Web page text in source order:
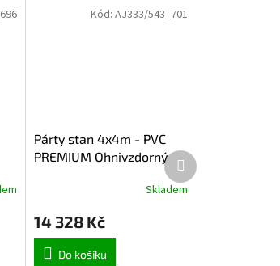
Párty stan 4x4m - PVC
PREMIUM Ohnivzdorný
Skladem
14 328 Kč
Do košíku
Kód: AJ333/543_701
Další produkt